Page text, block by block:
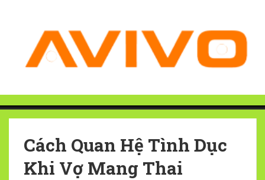
Cách Quan Hệ Tình Dục
Khi Vợ Mang Thai